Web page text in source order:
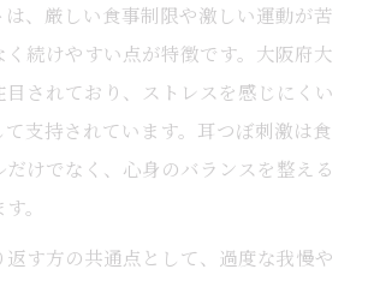
、厳しい食事制限や激しい運動が苦
続けやすい点が特徴です。大阪府大
されており、ストレスを感じにくい
支持されています。耳つぼ刺激は食
けでなく、心身のバランスを整える
。
返す方の共通点として、過度な我慢や